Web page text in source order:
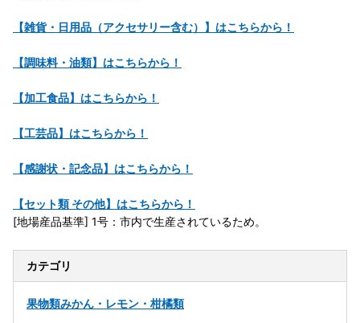
【雑貨・日用品（アクセサリー含む）】はこちらから！
【調味料・油類】はこちらから！
【加工食品】はこちらから！
【工芸品】はこちらから！
【感謝状・記念品】はこちらから！
【セット類 その他】はこちらから！
[地場産品基準] 1号：市内で生産されているため。
カテゴリ
果物類みかん・レモン・柑橘類